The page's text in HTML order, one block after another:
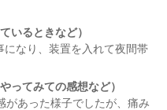
いるときなど）
なり、装置を入れて夜間帯
ってみての感想など）
があった様子でしたが、痛み